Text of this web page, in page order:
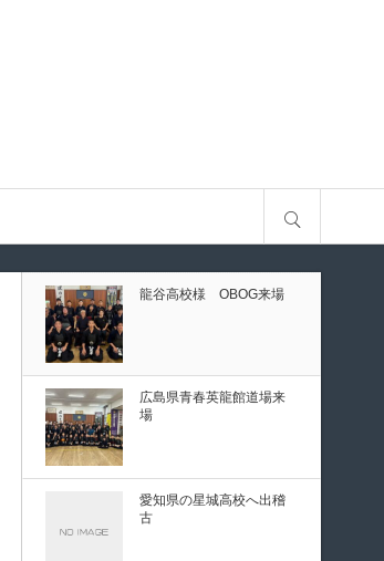
第136回愛知県剣道道場連
龍谷高校様 OBOG来場
広島県青春英龍館道場来
場
愛知県の星城高校へ出稽
古